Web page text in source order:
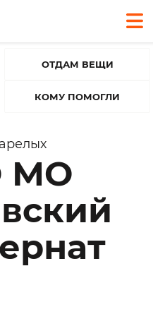
ОТДАМ ВЕЩИ
КОМУ ПОМОГЛИ
МО